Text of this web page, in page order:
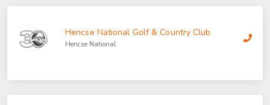
Hencse National Golf & Country Club
Hencse National